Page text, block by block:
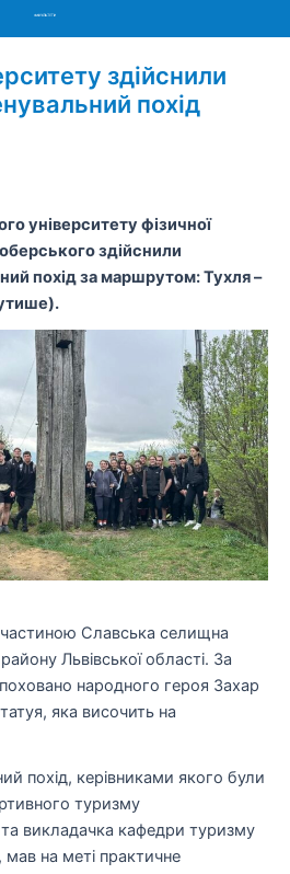
Menu
здійснили
похід
університету фізичної
здійснили
похід за маршрутом: Тухля –
Славська селищна
Львівської області. За
народного героя Захар
яка височить на
похід, керівниками якого були
туризму
викладачка кафедри туризму
на меті практичне